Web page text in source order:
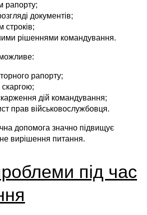
рапорту;
документів;
строків;
рішеннями командування.
рапорту;
скаргою;
дій командування;
прав військовослужбовця.
допомога значно підвищує
вирішення питання.
під час